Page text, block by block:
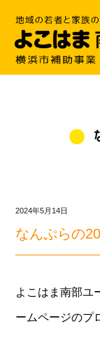
2024年5月14日
なんぷらの
よこはま南部ユ
ームページのプ